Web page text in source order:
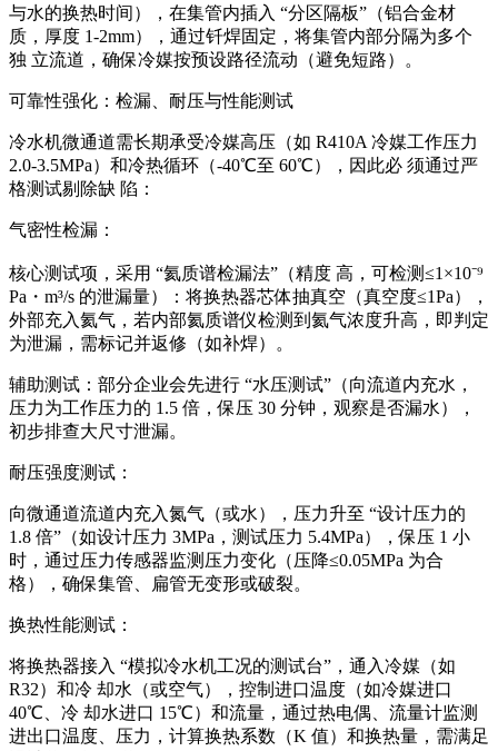
与水的换热时间），在集管内插入 “分区隔板”（铝合金材
质，厚度 1-2mm），通过钎焊固定，将集管内部分隔为多个
独 立流道，确保冷媒按预设路径流动（避免短路）。
可靠性强化：检漏、耐压与性能测试
冷水机微通道需长期承受冷媒高压（如 R410A 冷媒工作压力
2.0-3.5MPa）和冷热循环（-40℃至 60℃），因此必 须通过严
格测试剔除缺 陷：
气密性检漏：
核心测试项，采用 “氦质谱检漏法”（精度 高，可检测≤1×10⁻⁹
Pa・m³/s 的泄漏量）：将换热器芯体抽真空（真空度≤1Pa），
外部充入氦气，若内部氦质谱仪检测到氦气浓度升高，即判定
为泄漏，需标记并返修（如补焊）。
辅助测试：部分企业会先进行 “水压测试”（向流道内充水，
压力为工作压力的 1.5 倍，保压 30 分钟，观察是否漏水），
初步排查大尺寸泄漏。
耐压强度测试：
向微通道流道内充入氮气（或水），压力升至 “设计压力的
1.8 倍”（如设计压力 3MPa，测试压力 5.4MPa），保压 1 小
时，通过压力传感器监测压力变化（压降≤0.05MPa 为合
格），确保集管、扁管无变形或破裂。
换热性能测试：
将换热器接入 “模拟冷水机工况的测试台”，通入冷媒（如
R32）和冷 却水（或空气），控制进口温度（如冷媒进口
40℃、冷 却水进口 15℃）和流量，通过热电偶、流量计监测
进出口温度、压力，计算换热系数（K 值）和换热量，需满足